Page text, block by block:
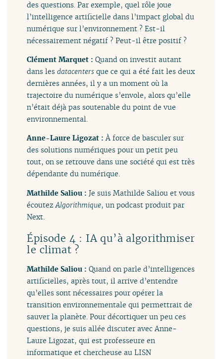
des questions. Par exemple, quel rôle joue
l’intelligence artificielle dans l’impact global du
numérique sur l’environnement ? Est-il
nécessairement négatif ? Peut-il être positif ?
Clément Marquet :Quand on investit autant
dans lesdatacenters que ce qui a été fait les deux
dernières années, il y a un moment où la
trajectoire du numérique s’envole, alors qu’elle
n’était déjà pas soutenable du point de vue
environnemental.
Anne-Laure Ligozat :À force de basculer sur
des solutions numériques pour un petit peu
tout, on se retrouve dans une société qui est très
dépendante du numérique.
Mathilde Saliou :Je suis Mathilde Saliou et vous
écoutezAlgorithmique, un podcast produit par
Next.
Épisode 4 : IA qu’à algorithmiser
le climat ?
Mathilde Saliou :Quand on parle d’intelligences
artificielles, après tout, il arrive d’entendre
qu’elles sont nécessaires pour opérer la
transition environnementale qui permettrait de
sauver la planète. Pour décortiquer un peu ces
questions, je suis allée discuter avec Anne-
Laure Ligozat, qui est professeure en
informatique et chercheuse au LISN